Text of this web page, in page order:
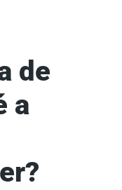
de
a